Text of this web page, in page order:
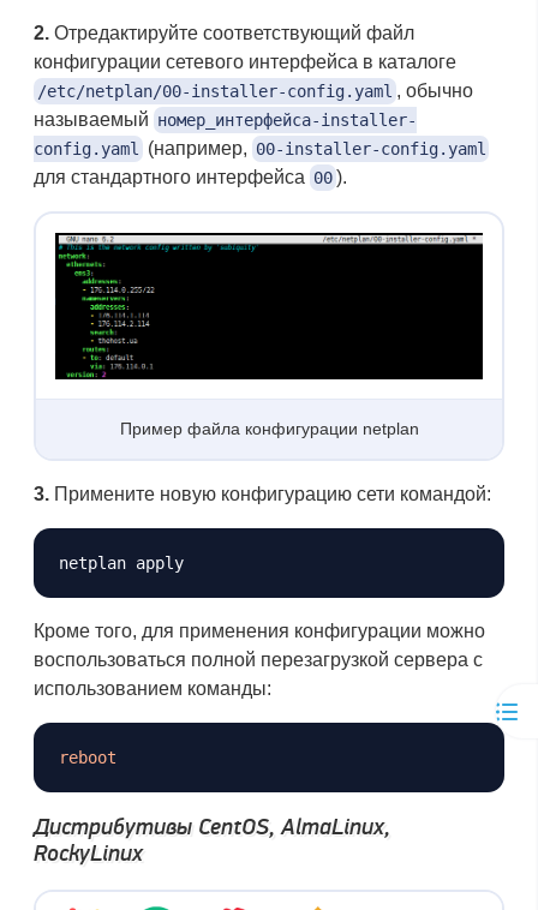
2. Отредактируйте соответствующий файл
конфигурации сетевого интерфейса в каталоге
/etc/netplan/00-installer-config.yaml , обычно
называемый номер_интерфейса-installer-
config.yaml (например, 00-installer-config.yaml
для стандартного интерфейса 00 ).
Пример файла конфигурации netplan
3. Примените новую конфигурацию сети командой:
Кроме того, для применения конфигурации можно
воспользоваться полной перезагрузкой сервера с
использованием команды:
reboot
Дистрибутивы CentOS, AlmaLinux,
RockyLinux